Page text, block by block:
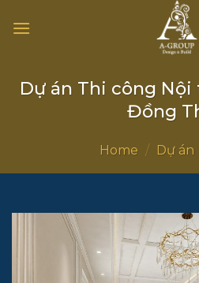
đến
Dự án Thi công
Đồng
Home / Dự án